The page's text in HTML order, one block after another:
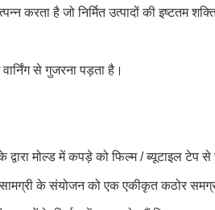
करता है जो निर्मित उत्पादों की इष्टतम
से गुजरना पड़ता है।
मोल्ड में कपड़े को फिल्म / ब्यूटाइल टेप
के संयोजन को एक एकीकृत कठोर